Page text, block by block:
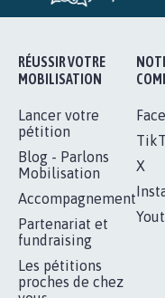
RÉUSSIR VOTRE
MOBILISATION
Lancer votre
pétition
Blog - Parlons
Mobilisation
Accompagnement
Partenariat et
fundraising
Les pétitions
proches de chez
X